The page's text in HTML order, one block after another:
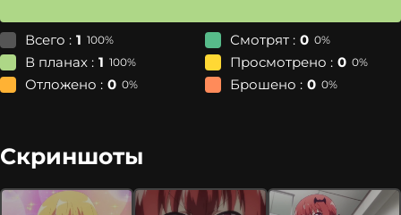
Всего : 1 100% Смотрят : 0 0%
В планах : 1 100% Просмотрено : 0 0%
Отложено : 0 0% Брошено : 0 0%
Скриншоты